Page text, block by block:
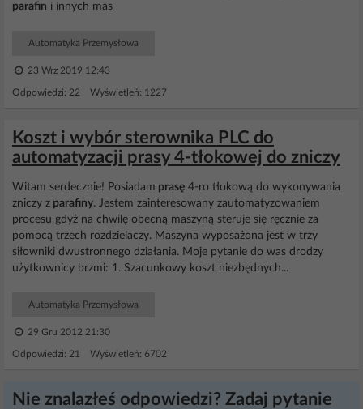
parafin i innych mas
Automatyka Przemysłowa
23 Wrz 2019 12:43
Odpowiedzi: 22 Wyświetleń: 1227
Koszt i wybór sterownika PLC do
automatyzacji prasy 4-tłokowej do zniczy
Witam serdecznie! Posiadam prasę 4-ro tłokową do wykonywania
zniczy z parafiny. Jestem zainteresowany zautomatyzowaniem
procesu gdyż na chwilę obecną maszyną steruje się ręcznie za
pomocą trzech rozdzielaczy. Maszyna wyposażona jest w trzy
siłowniki dwustronnego działania. Moje pytanie do was drodzy
użytkownicy brzmi: 1. Szacunkowy koszt niezbędnych...
Automatyka Przemysłowa
29 Gru 2012 21:30
Odpowiedzi: 21 Wyświetleń: 6702
Nie znalazłeś odpowiedzi? Zadaj pytanie